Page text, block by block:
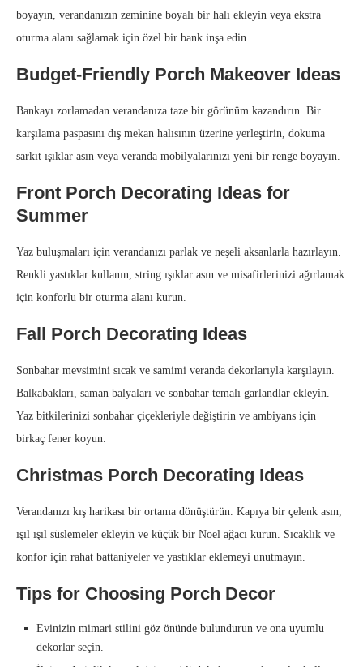
boyayın, verandanızın zeminine boyalı bir halı ekleyin veya ekstra
oturma alanı sağlamak için özel bir bank inşa edin.
Budget-Friendly Porch Makeover Ideas
Bankayı zorlamadan verandanıza taze bir görünüm kazandırın. Bir
karşılama paspasını dış mekan halısının üzerine yerleştirin, dokuma
sarkıt ışıklar asın veya veranda mobilyalarınızı yeni bir renge boyayın.
Front Porch Decorating Ideas for
Summer
Yaz buluşmaları için verandanızı parlak ve neşeli aksanlarla hazırlayın.
Renkli yastıklar kullanın, string ışıklar asın ve misafirlerinizi ağırlamak
için konforlu bir oturma alanı kurun.
Fall Porch Decorating Ideas
Sonbahar mevsimini sıcak ve samimi veranda dekorlarıyla karşılayın.
Balkabakları, saman balyaları ve sonbahar temalı garlandlar ekleyin.
Yaz bitkilerinizi sonbahar çiçekleriyle değiştirin ve ambiyans için
birkaç fener koyun.
Christmas Porch Decorating Ideas
Verandanızı kış harikası bir ortama dönüştürün. Kapıya bir çelenk asın,
ışıl ışıl süslemeler ekleyin ve küçük bir Noel ağacı kurun. Sıcaklık ve
konfor için rahat battaniyeler ve yastıklar eklemeyi unutmayın.
Tips for Choosing Porch Decor
Evinizin mimari stilini göz önünde bulundurun ve ona uyumlu
dekorlar seçin.